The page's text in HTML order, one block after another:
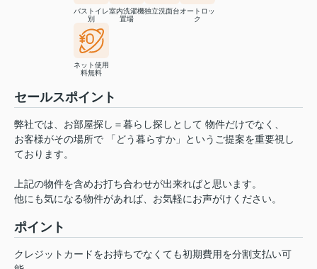
バストイレ
別
室内洗濯機
置場
独立洗面台オートロッ
ク
ネット使用
料無料
セールスポイント
弊社では、お部屋探し＝暮らし探しとして 物件だけでなく、
お客様がその場所で 「どう暮らすか」というご提案を重要視し
ております。
上記の物件を含めお打ち合わせが出来ればと思います。
他にも気になる物件があれば、お気軽にお声がけください。
ポイント
クレジットカードをお持ちでなくても初期費用を分割支払い可